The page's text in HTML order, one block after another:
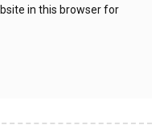
in this browser for